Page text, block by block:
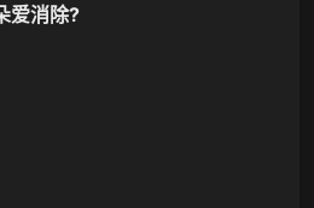
爱消除?